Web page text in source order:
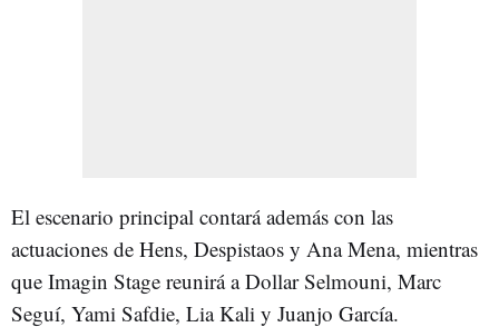
El escenario principal contará además con las
actuaciones de Hens, Despistaos y Ana Mena, mientras
que Imagin Stage reunirá a Dollar Selmouni, Marc
Seguí, Yami Safdie, Lia Kali y Juanjo García.